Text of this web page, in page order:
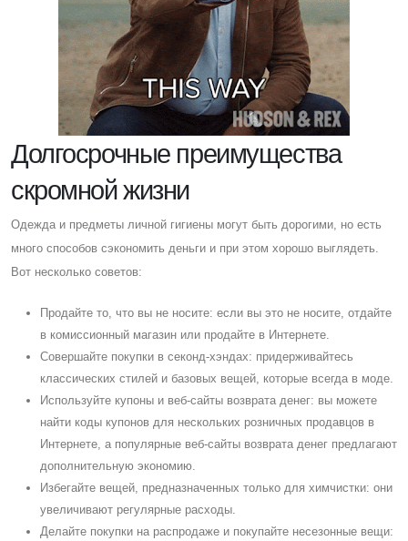
Долгосрочные преимущества
скромной жизни
Одежда и предметы личной гигиены могут быть дорогими, но есть
много способов сэкономить деньги и при этом хорошо выглядеть.
Вот несколько советов:
Продайте то, что вы не носите: если вы это не носите, отдайте
в комиссионный магазин или продайте в Интернете.
Cовершайте покупки в секонд-хэндах: придерживайтесь
классических стилей и базовых вещей, которые всегда в моде.
Используйте купоны и веб-сайты возврата денег: вы можете
найти коды купонов для нескольких розничных продавцов в
Интернете, а популярные веб-сайты возврата денег предлагают
дополнительную экономию.
Избегайте вещей, предназначенных только для химчистки: они
увеличивают регулярные расходы.
Делайте покупки на распродаже и покупайте несезонные вещи: